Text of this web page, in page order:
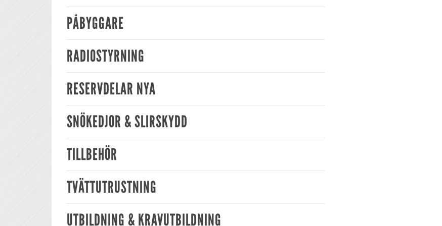
PÅBYGGARE
RADIOSTYRNING
RESERVDELAR NYA
SNÖKEDJOR & SLIRSKYDD
TILLBEHÖR
TVÄTTUTRUSTNING
UTBILDNING & KRAVUTBILDNING